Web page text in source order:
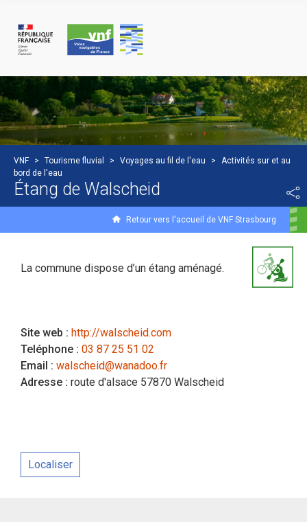
VNF > Tourisme fluvial > Voyages au fil de l'eau >
Activités sur et au
bord de l'eau
Étang de Walscheid
Retour vers l'accueil de VNF Strasbourg
La commune dispose d’un étang aménagé.
Site web : http://walscheid.com
Teléphone : 03 87 25 51 02
Email : walscheid@wanadoo.fr
Adresse : route d'alsace 57870 Walscheid
Localiser